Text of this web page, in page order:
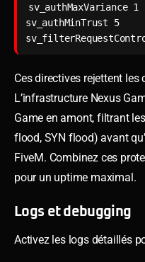
sv_authMaxVariance 1
sv_authMinTrust 5
Ces directives rejettent
L’infrastructure Nexus
Game en amont, filtrant
flood, SYN flood) avant
FiveM. Combinez ces
pour un uptime maximal.
Logs et debugging
Activez les logs détaillés